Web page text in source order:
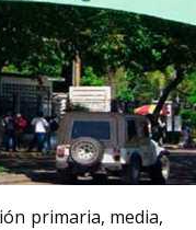
primaria, media,